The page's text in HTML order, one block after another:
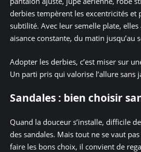
derbies tempèrent les excentricités et
subtilité. Avec leur semelle plate, elles
aisance constante, du matin jusqu’au
Adopter les derbies, c’est miser sur
Un parti pris qui valorise l’allure sans
Sandales : bien choisir
Quand la douceur s’installe, difficile
des sandales. Mais tout ne se vaut
faire les bons choix, il convient de